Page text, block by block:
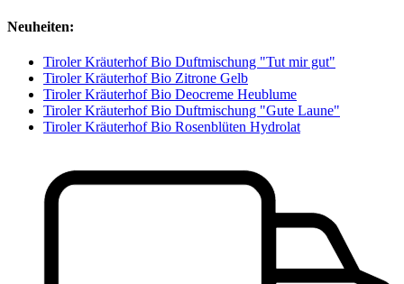
Neuheiten:
Tiroler Kräuterhof Bio Duftmischung "Tut mir gut"
Tiroler Kräuterhof Bio Zitrone Gelb
Tiroler Kräuterhof Bio Deocreme Heublume
Tiroler Kräuterhof Bio Duftmischung "Gute Laune"
Tiroler Kräuterhof Bio Rosenblüten Hydrolat